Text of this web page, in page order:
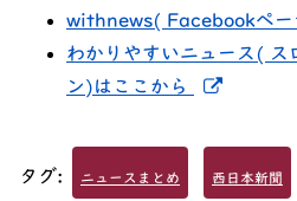
withnews( Facebookペー
わかりやすいニュース( ス
ン)はここから
タグ: ニュースまとめ 西日本新聞